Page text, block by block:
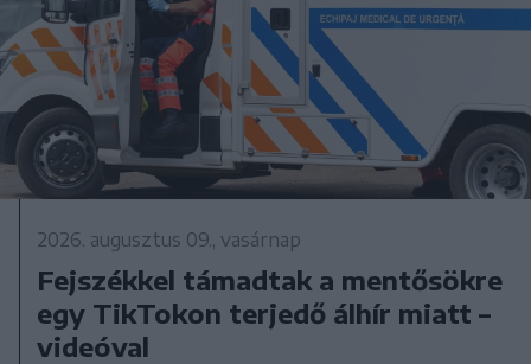
2026. augusztus 09., vasárnap
Fejszékkel támadtak a mentősökre
egy TikTokon terjedő álhír miatt –
videóval